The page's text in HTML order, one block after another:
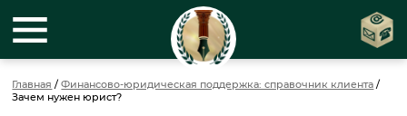
Главная /Финансово-юридическая поддержка: справочник клиента /
Зачем нужен юрист?